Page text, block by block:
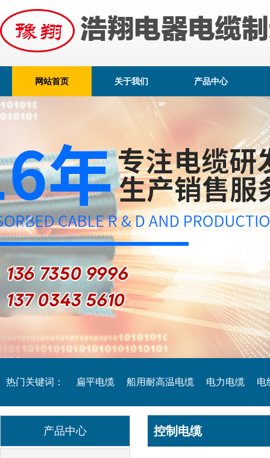
网站首页 关于我们 产品中心
热门关键词： 扁平电缆 船用耐高温电缆 电力电缆 电
起重机专用电缆 橡套电缆
产品中心 控制电缆